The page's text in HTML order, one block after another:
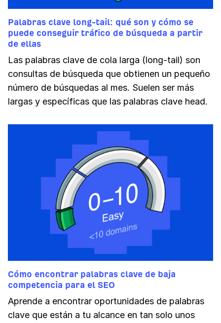
Palabras clave long-tail: qué son y cómo se
puede conseguir tráfico de búsqueda a partir
de ellas
Las palabras clave de cola larga (long-tail) son
consultas de búsqueda que obtienen un pequeño
número de búsquedas al mes. Suelen ser más
largas y específicas que las palabras clave head.
Cómo encontrar palabras clave de baja
competencia para el SEO
Aprende a encontrar oportunidades de palabras
clave que están a tu alcance en tan solo unos